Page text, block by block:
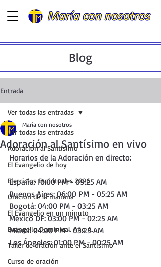
Blog
Entrada
Ver todas las entradas
Adoración al Santísimo
El Evangelio de hoy
Ejercicios Espirituales 2026
Oración de la mañana
El Evangelio en un minuto
Evangelio Dominical. Año A.
Taller de oración ante el Santísimo
Curso de oración
Ver todas las entradas
Adoración al Santísimo en vivo
María con nosotros
Horarios de la Adoración en directo:
España: 10:00 PM - 09:25 AM
Buenos Aires: 06:00 PM - 05:25 AM
Bogotá: 04:00 PM - 03:25 AM
México DF: 03:00 PM - 02:25 AM
Miami: 04:00 PM - 03:25 AM
Los Ángeles: 01:00 PM - 00:25 AM